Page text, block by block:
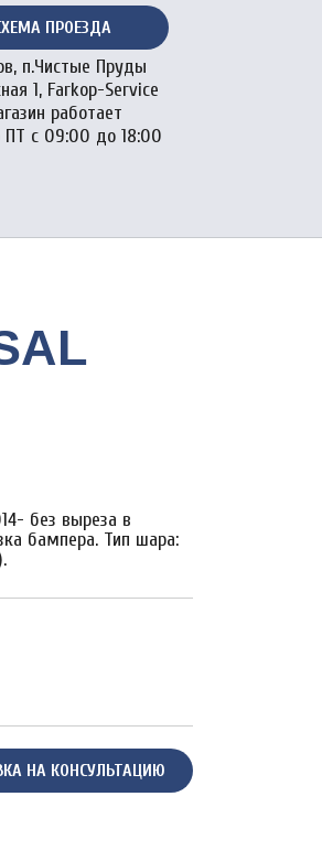
ПРОЕЗДА
п.Чистые Пруды
1, Farkop-Service
работает
ПТ с 09:00 до 18:00
без выреза в
бампера. Тип шара:
НА КОНСУЛЬТАЦИЮ